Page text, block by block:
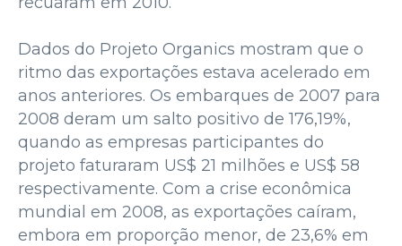
Dados do Projeto Organics mostram que o
ritmo das exportações estava acelerado em
anos anteriores. Os embarques de 2007 para
2008 deram um salto positivo de 176,19%,
quando as empresas participantes do
projeto faturaram US$ 21 milhões e US$ 58
respectivamente. Com a crise econômica
mundial em 2008, as exportações caíram,
embora em proporção menor, de 23,6% em